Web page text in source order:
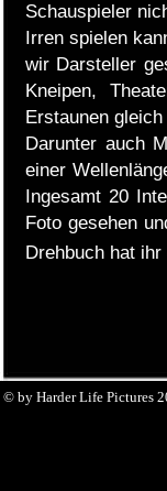
Schauspieler
Irren spielen
wir Darsteller
Kneipen,
Erstaunen
Darunter auch
einer
Ingesamt 20
Foto gesehen
Drehbuch hat
© by Harder Life Pictures